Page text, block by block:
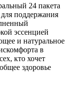
24 пакета
поддержания
эссенцией
и натуральное
в
кто хочет
здоровье